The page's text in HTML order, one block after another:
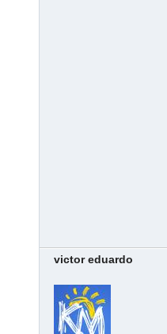
victor eduardo